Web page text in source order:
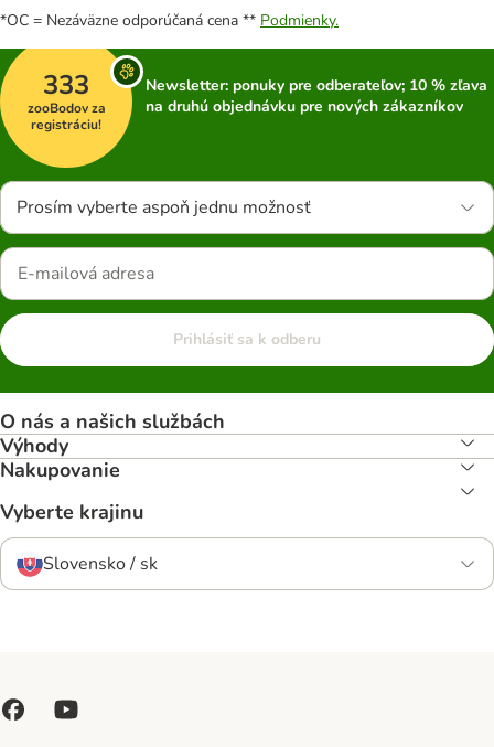
*OC = Nezáväzne odporúčaná cena ** Podmienky.
333
zooBodov za
registráciu!
Newsletter: ponuky pre odberateľov; 10 % zľava
na druhú objednávku pre nových zákazníkov
Prosím vyberte aspoň jednu možnosť
Prihlásiť sa k odberu
O nás a našich službách
Výhody
Nakupovanie
Vyberte krajinu
Slovensko / sk